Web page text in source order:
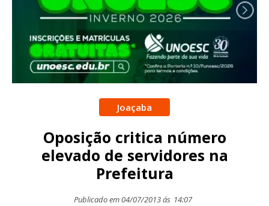
Joaçaba
Oposição critica número
elevado de servidores na
Prefeitura
Publicado em 04/07/2013 ás 14:07